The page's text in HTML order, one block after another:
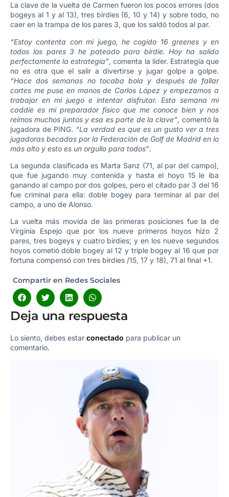
La clave de la vuelta de Carmen fueron los pocos errores (dos
bogeys al 1 y al 13), tres birdies (6, 10 y 14) y sobre todo, no
caer en la trampa de los pares 3, que los saldó todos al par.
“Estoy contenta con mi juego, he cogido 16 greenes y en
todos los pares 3 he pateado para birdie. Hoy ha salido
perfectamente la estrategia”, comenta la líder. Estrategia que
no es otra que el salir a divertirse y jugar golpe a golpe.
“Hace dos semanas no tocaba bola y después de fallar
cortes me puse en manos de Carlos López y empezamos a
trabajar en mi juego e intentar disfrutar. Esta semana mi
caddie es mi preparador físico que me conoce bien y nos
reímos muchos juntos y esa es parte de la clave”, comentó la
jugadora de PING. “La verdad es que es un gusto ver a tres
jugadoras becadas por la Federación de Golf de Madrid en lo
más alto y esto es un orgullo para todos”.
La segunda clasificada es Marta Sanz (71, al par del campo),
que fue jugando muy contenida y hasta el hoyo 15 le iba
ganando al campo por dos golpes, pero el citado par 3 del 16
fue criminal para ella: doble bogey para terminar al par del
campo, a uno de Alonso.
La vuelta más movida de las primeras posiciones fue la de
Virginia Espejo que por los nueve primeros hoyos hizo 2
pares, tres bogeys y cuatro birdies; y en los nueve segundos
hoyos cometió doble bogey al 12 y triple bogey al 16 que por
fortuna compensó con tres birdies /15, 17 y 18), 71 al final +1.
Compartir en Redes Sociales
Deja una respuesta
Lo siento, debes estar conectado para publicar un
comentario.